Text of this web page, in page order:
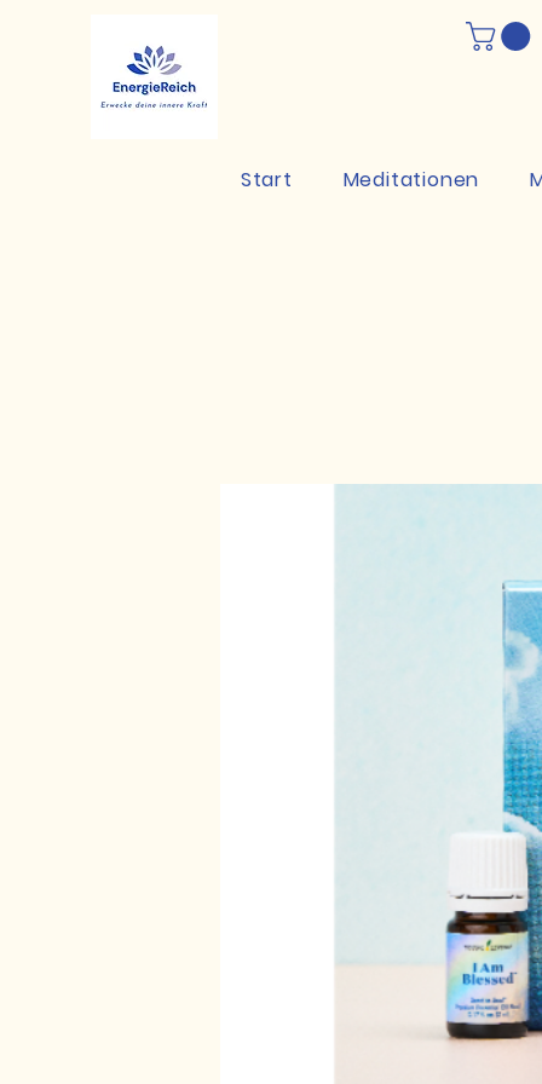
Start Meditationen